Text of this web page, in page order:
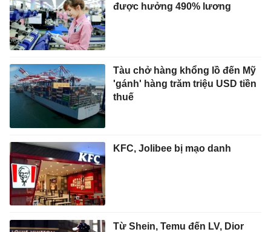
được hưởng 490% lương
Tàu chở hàng khổng lồ đến Mỹ
'gánh' hàng trăm triệu USD tiền
thuế
KFC, Jolibee bị mạo danh
Từ Shein, Temu đến LV, Dior